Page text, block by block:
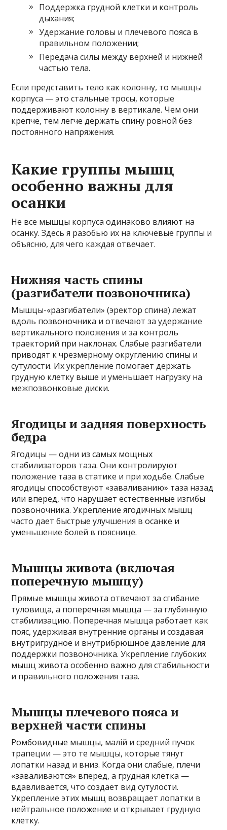
Поддержка грудной клетки и контроль
дыхания;
Удержание головы и плечевого пояса в
правильном положении;
Передача силы между верхней и нижней
частью тела.
Если представить тело как колонну, то мышцы
корпуса — это стальные тросы, которые
поддерживают колонну в вертикале. Чем они
крепче, тем легче держать спину ровной без
постоянного напряжения.
Какие группы мышц
особенно важны для
осанки
Не все мышцы корпуса одинаково влияют на
осанку. Здесь я разобью их на ключевые группы и
объясню, для чего каждая отвечает.
Нижняя часть спины
(разгибатели позвоночника)
Мышцы-«разгибатели» (эректор спина) лежат
вдоль позвоночника и отвечают за удержание
вертикального положения и за контроль
траекторий при наклонах. Слабые разгибатели
приводят к чрезмерному округлению спины и
сутулости. Их укрепление помогает держать
грудную клетку выше и уменьшает нагрузку на
межпозвонковые диски.
Ягодицы и задняя поверхность
бедра
Ягодицы — одни из самых мощных
стабилизаторов таза. Они контролируют
положение таза в статике и при ходьбе. Слабые
ягодицы способствуют «заваливанию» таза назад
или вперед, что нарушает естественные изгибы
позвоночника. Укрепление ягодичных мышц
часто дает быстрые улучшения в осанке и
уменьшение болей в пояснице.
Мышцы живота (включая
поперечную мышцу)
Прямые мышцы живота отвечают за сгибание
туловища, а поперечная мышца — за глубинную
стабилизацию. Поперечная мышца работает как
пояс, удерживая внутренние органы и создавая
внутригрудное и внутрибрюшное давление для
поддержки позвоночника. Укрепление глубоких
мышц живота особенно важно для стабильности
и правильного положения таза.
Мышцы плечевого пояса и
верхней части спины
Ромбовидные мышцы, малій и средний пучок
трапеции — это те мышцы, которые тянут
лопатки назад и вниз. Когда они слабые, плечи
«заваливаются» вперед, а грудная клетка —
вдавливается, что создает вид сутулости.
Укрепление этих мышц возвращает лопатки в
нейтральное положение и открывает грудную
клетку.